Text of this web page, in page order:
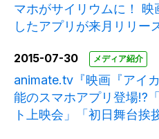
マホがサイリウムに！
したアプリが来月リリー
2015-07-30 メディア紹介
animate.tv『映画『アイ
能のスマホアプリ登場!?
ト上映会」「初日舞台挨